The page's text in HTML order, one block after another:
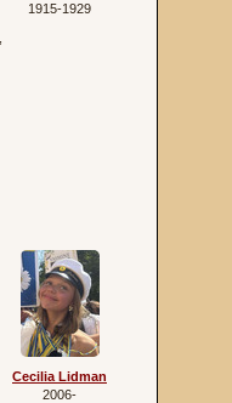
1915‐1929
Cecilia Lidman
2006‐